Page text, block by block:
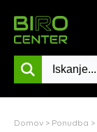
Domov > Ponudba >